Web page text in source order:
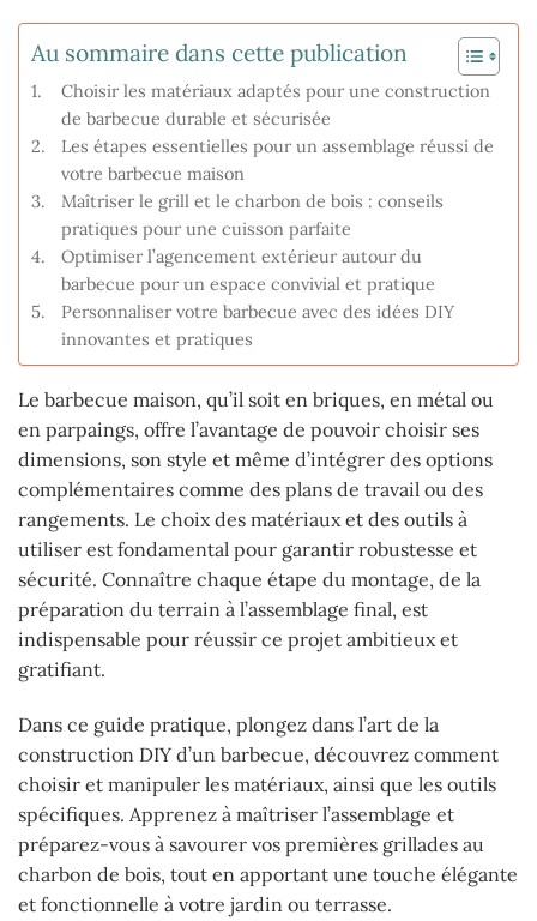
Au sommaire dans cette publication
Choisir les matériaux adaptés pour une construction
de barbecue durable et sécurisée
Les étapes essentielles pour un assemblage réussi de
votre barbecue maison
Maîtriser le grill et le charbon de bois : conseils
pratiques pour une cuisson parfaite
Optimiser l’agencement extérieur autour du
barbecue pour un espace convivial et pratique
Personnaliser votre barbecue avec des idées DIY
innovantes et pratiques
Le barbecue maison, qu’il soit en briques, en métal ou
en parpaings, offre l’avantage de pouvoir choisir ses
dimensions, son style et même d’intégrer des options
complémentaires comme des plans de travail ou des
rangements. Le choix des matériaux et des outils à
utiliser est fondamental pour garantir robustesse et
sécurité. Connaître chaque étape du montage, de la
préparation du terrain à l’assemblage final, est
indispensable pour réussir ce projet ambitieux et
gratifiant.
Dans ce guide pratique, plongez dans l’art de la
construction DIY d’un barbecue, découvrez comment
choisir et manipuler les matériaux, ainsi que les outils
spécifiques. Apprenez à maîtriser l’assemblage et
préparez-vous à savourer vos premières grillades au
charbon de bois, tout en apportant une touche élégante
et fonctionnelle à votre jardin ou terrasse.